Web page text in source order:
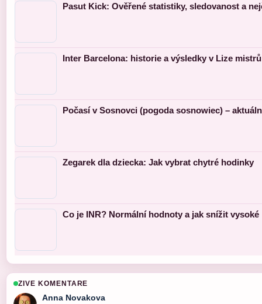
Pasut Kick: Ověřené statistiky, sledovanost a
Inter Barcelona: historie a výsledky v Lize mistrů
Počasí v Sosnovci (pogoda sosnowiec) –
Zegarek dla dziecka: Jak vybrat chytré hodinky
Co je INR? Normální hodnoty a jak snížit vysoké
ZIVE KOMENTARE
Anna Novakova